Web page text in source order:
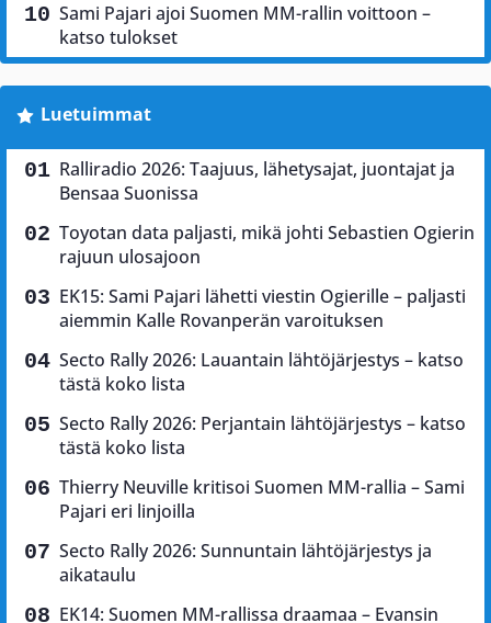
Sami Pajari ajoi Suomen MM-rallin voittoon –
katso tulokset
Luetuimmat
Ralliradio 2026: Taajuus, lähetysajat, juontajat ja
Bensaa Suonissa
Toyotan data paljasti, mikä johti Sebastien Ogierin
rajuun ulosajoon
EK15: Sami Pajari lähetti viestin Ogierille – paljasti
aiemmin Kalle Rovanperän varoituksen
Secto Rally 2026: Lauantain lähtöjärjestys – katso
tästä koko lista
Secto Rally 2026: Perjantain lähtöjärjestys – katso
tästä koko lista
Thierry Neuville kritisoi Suomen MM-rallia – Sami
Pajari eri linjoilla
Secto Rally 2026: Sunnuntain lähtöjärjestys ja
aikataulu
EK14: Suomen MM-rallissa draamaa – Evansin